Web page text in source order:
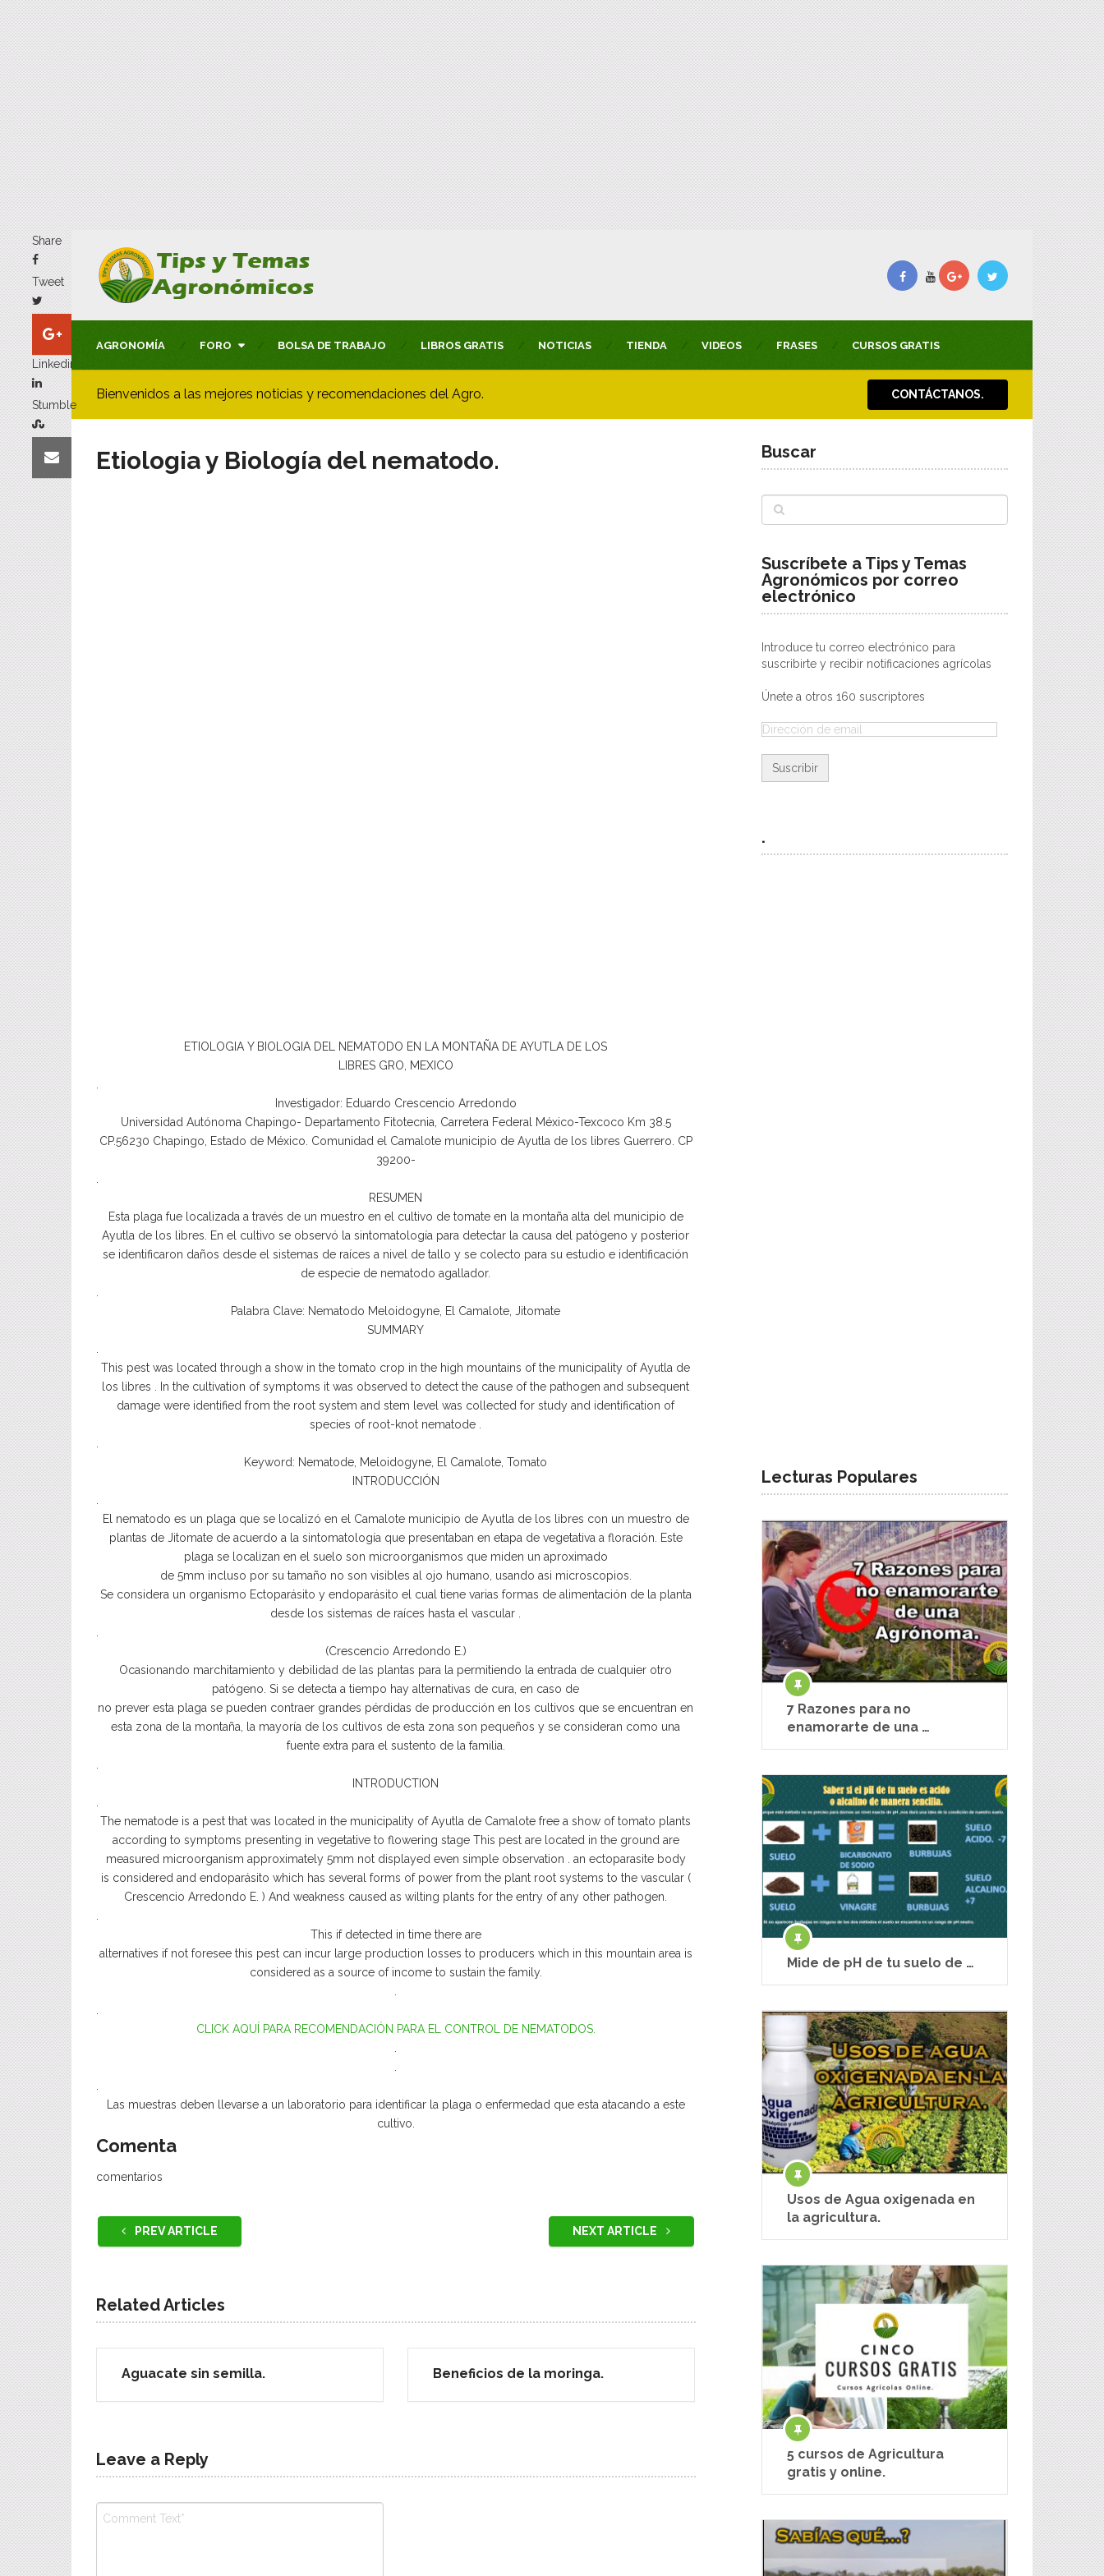
AGRONOMÍA FORO BOLSA DE TRABAJO LIBROS GRATIS NOTICIAS TIENDA VIDEOS FRASES CURSOS GRATIS
Bienvenidos a las mejores noticias y recomendaciones del Agro. CONTÁCTANOS.
Etiologia y Biología del nematodo.
ETIOLOGIA Y BIOLOGIA DEL NEMATODO EN LA MONTAÑA DE AYUTLA DE LOS
LIBRES GRO, MEXICO
Investigador: Eduardo Crescencio Arredondo
Universidad Autónoma Chapingo- Departamento Fitotecnia, Carretera Federal México-Texcoco Km 38.5
CP.56230 Chapingo, Estado de México. Comunidad el Camalote municipio de Ayutla de los libres Guerrero. CP
39200-
RESUMEN
Esta plaga fue localizada a través de un muestro en el cultivo de tomate en la montaña alta del municipio de
Ayutla de los libres. En el cultivo se observó la sintomatología para detectar la causa del patógeno y posterior
se identificaron daños desde el sistemas de raíces a nivel de tallo y se colecto para su estudio e identificación
de especie de nematodo agallador.
Palabra Clave: Nematodo Meloidogyne, El Camalote, Jitomate
SUMMARY
This pest was located through a show in the tomato crop in the high mountains of the municipality of Ayutla de
los libres . In the cultivation of symptoms it was observed to detect the cause of the pathogen and subsequent
damage were identified from the root system and stem level was collected for study and identification of
species of root-knot nematode .
Keyword: Nematode, Meloidogyne, El Camalote, Tomato
INTRODUCCIÓN
El nematodo es un plaga que se localizó en el Camalote municipio de Ayutla de los libres con un muestro de
plantas de Jitomate de acuerdo a la sintomatología que presentaban en etapa de vegetativa a floración. Este
plaga se localizan en el suelo son microorganismos que miden un aproximado
de 5mm incluso por su tamaño no son visibles al ojo humano, usando asi microscopios.
Se considera un organismo Ectoparásito y endoparásito el cual tiene varias formas de alimentación de la planta
desde los sistemas de raíces hasta el vascular .
(Crescencio Arredondo E.)
Ocasionando marchitamiento y debilidad de las plantas para la permitiendo la entrada de cualquier otro
patógeno. Si se detecta a tiempo hay alternativas de cura, en caso de
no prever esta plaga se pueden contraer grandes pérdidas de producción en los cultivos que se encuentran en
esta zona de la montaña, la mayoría de los cultivos de esta zona son pequeños y se consideran como una
fuente extra para el sustento de la familia.
INTRODUCTION
The nematode is a pest that was located in the municipality of Ayutla de Camalote free a show of tomato plants
according to symptoms presenting in vegetative to flowering stage This pest are located in the ground are
measured microorganism approximately 5mm not displayed even simple observation . an ectoparasite body
is considered and endoparásito which has several forms of power from the plant root systems to the vascular (
Crescencio Arredondo E. ) And weakness caused as wilting plants for the entry of any other pathogen.
This if detected in time there are
alternatives if not foresee this pest can incur large production losses to producers which in this mountain area is
considered as a source of income to sustain the family.
CLICK AQUÍ PARA RECOMENDACIÓN PARA EL CONTROL DE NEMATODOS.
Las muestras deben llevarse a un laboratorio para identificar la plaga o enfermedad que esta atacando a este
cultivo.
Comenta
comentarios
Share
Tweet
Linkedin
Stumble
PREV ARTICLE NEXT ARTICLE
Related Articles
Aguacate sin semilla. Beneficios de la moringa.
Leave a Reply
Buscar
Suscríbete a Tips y Temas
Agronómicos por correo
electrónico
Introduce tu correo electrónico para
suscribirte y recibir notificaciones agrícolas
Únete a otros 160 suscriptores
Dirección
email
.
Lecturas Populares
7 Razones para no
enamorarte de una …
Mide de pH de tu suelo de …
Usos de Agua oxigenada en
la agricultura.
5 cursos de Agricultura
gratis y online.